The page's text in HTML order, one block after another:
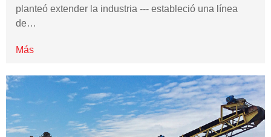
planteó extender la industria --- estableció una línea
de…
Más